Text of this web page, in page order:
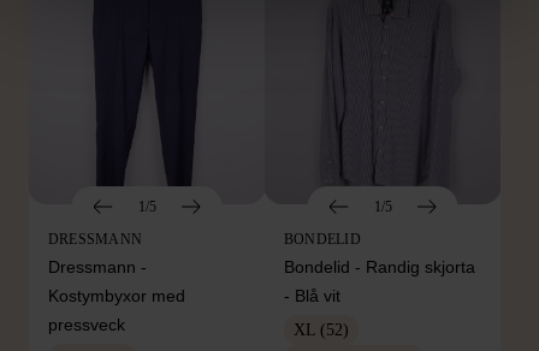
1/5
DRESSMANN
Dressmann -
Kostymbyxor med
pressveck
1/5
BONDELID
Bondelid - Randig skjorta
- Blå vit
XL (52)